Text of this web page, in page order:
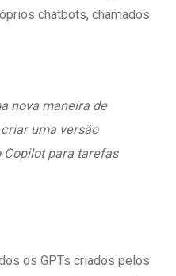
chatbots, chamados
nova maneira de
uma versão
Copilot para tarefas
os GPTs criados pelos